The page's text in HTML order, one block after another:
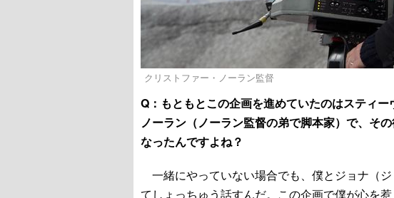
クリストファー・ノーラン監督
Q：もともとこの企画を進めていたのはスティ
ノーラン（ノーラン監督の弟で脚本家）で、そ
なったんですよね？
一緒にやっていない場合でも、僕とジョナ（
てしょっちゅう話すんだ。この企画で僕が心を